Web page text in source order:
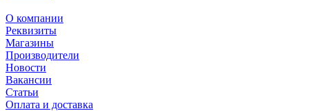
О компании
Реквизиты
Магазины
Производители
Новости
Вакансии
Статьи
Оплата и доставка